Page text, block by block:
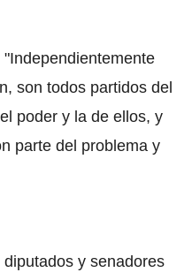
son todos partidos del
poder y la de ellos, y
parte del problema y
y senadores